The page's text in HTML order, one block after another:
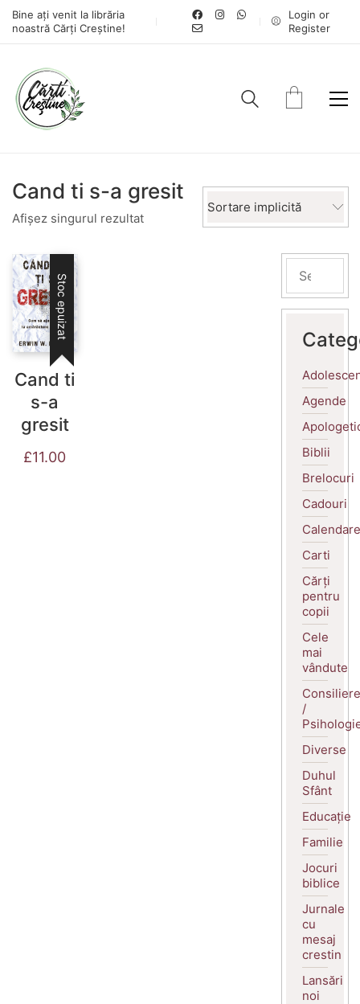
Bine ați venit la librăria
noastră Cărți Creștine!
Login or
Register
Cand ti s-a gresit
Afișez singurul rezultat
Sortare implicită
Stoc epuizat
Cand ti
s-a
gresit
£11.00
Agende
Biblii
Brelocuri
Cadouri
Calendare
Carti
Cărți
pentru
copii
Cele
mai
vândute
Consiliere
/
Diverse
Duhul
Sfânt
Educație
Familie
Jocuri
biblice
Jurnale
cu
mesaj
crestin
Lansări
noi